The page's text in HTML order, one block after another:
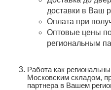
доставки в Ваш
Оплата при
Оптовые цены
региональным
Работа как
Московским складом,
партнера в Вашем